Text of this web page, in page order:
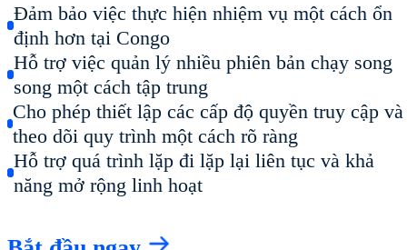
Đảm bảo việc thực hiện nhiệm vụ một cách ổn
định hơn tại Congo
Hỗ trợ việc quản lý nhiều phiên bản chạy song
song một cách tập trung
Cho phép thiết lập các cấp độ quyền truy cập và
theo dõi quy trình một cách rõ ràng
Hỗ trợ quá trình lặp đi lặp lại liên tục và khả
năng mở rộng linh hoạt